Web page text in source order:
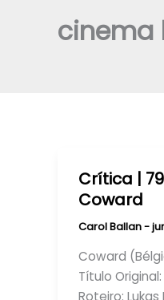
cinema
Crítica |
Coward
Carol Ballan-
Coward
Título
Roteiro: